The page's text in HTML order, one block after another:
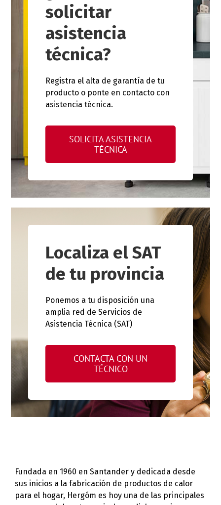
solicitar
asistencia
técnica?
Registra el alta de garantía de tu
producto o ponte en contacto con
asistencia técnica.
SOLICITA ASISTENCIA
TÉCNICA
Localiza el SAT
de tu provincia
Ponemos a tu disposición una
amplia red de Servicios de
Asistencia Técnica (SAT)
CONTACTA CON UN
TÉCNICO
Fundada en 1960 en Santander y dedicada desde
sus inicios a la fabricación de productos de calor
para el hogar, Hergóm es hoy una de las principales